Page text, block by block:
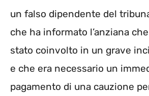
un falso dipendente del
che ha informato l’anziana
stato coinvolto in un grave
e che era necessario un
pagamento di una cauzione